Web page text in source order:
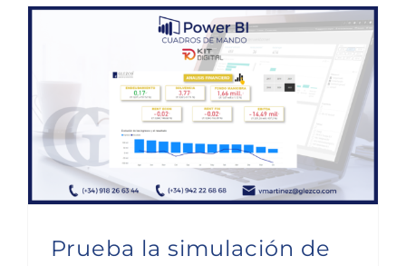
Prueba la simulación de